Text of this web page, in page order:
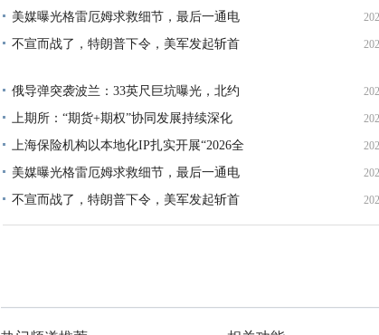
美媒曝光格雷厄姆求救细节，最后一通电
不宣而战了，特朗普下令，美军发起斩首
俄导弹突袭波兰：33英尺巨坑曝光，北约
上期所：“期货+期权”协同发展持续深化
上海保险机构以本地化IP扎实开展“2026全
美媒曝光格雷厄姆求救细节，最后一通电
不宣而战了，特朗普下令，美军发起斩首